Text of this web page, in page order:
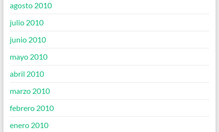
agosto 2010
julio 2010
junio 2010
mayo 2010
abril 2010
marzo 2010
febrero 2010
enero 2010